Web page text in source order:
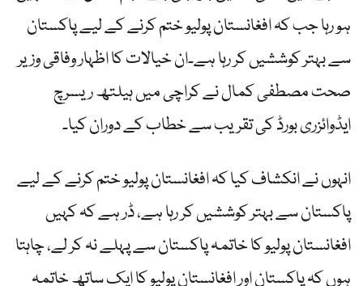
ہو رہا جب کہ افغانستان پولیو ختم کرنے کے لیے پاکستان
سے بہتر کوششیں کر رہا ہے۔ان خیالات کا اظہار وفاقی وزیر
صحت مصطفی کمال نے کراچی میں ہیلتھ ریسرچ
ایڈوائزری بورڈ کی تقریب سے خطاب کے دوران کیا۔
انہوں نے انکشاف کیا کہ افغانستان پولیو ختم کرنے کے لیے
پاکستان سے بہتر کوششیں کر رہا ہے، ڈر ہے کہ کہیں
افغانستان پولیو کا خاتمہ پاکستان سے پہلے نہ کر لے، چاہتا
ہوں کہ پاکستان اور افغانستان پولیو کا ایک ساتھ خاتمہ